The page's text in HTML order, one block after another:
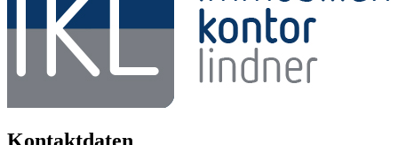
Kontaktdaten